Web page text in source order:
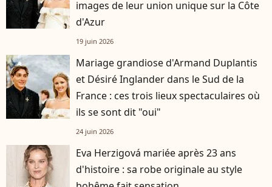
images de leur union unique sur la Côte
d'Azur
19 juin 2026
Mariage grandiose d'Armand Duplantis
et Désiré Inglander dans le Sud de la
France : ces trois lieux spectaculaires où
ils se sont dit "oui"
24 juin 2026
Eva Herzigová mariée après 23 ans
d'histoire : sa robe originale au style